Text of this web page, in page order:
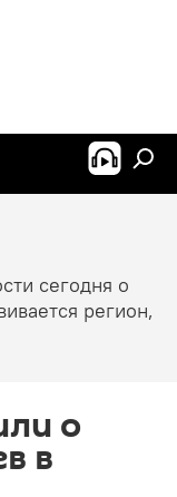
сегодня о
регион,
о
в